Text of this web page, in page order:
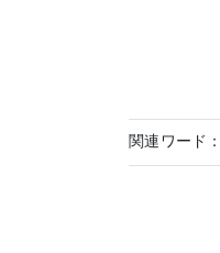
関連ワード：